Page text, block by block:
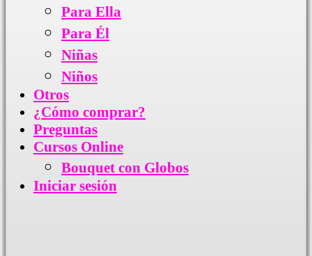
Para Ella
Para Él
Niñas
Niños
Otros
¿Cómo comprar?
Preguntas
Cursos Online
Bouquet con Globos
Iniciar sesión